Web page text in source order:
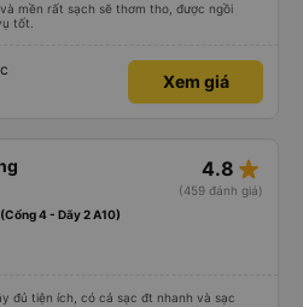
mền rất sạch sẽ thơm tho, được ngồi
tốt.
Xem giá
4.8 star_rate
(459 đánh giá)
4 - Dãy 2 A10)
ích, có cả sạc đt nhanh và sạc